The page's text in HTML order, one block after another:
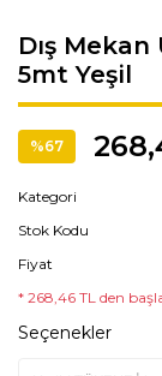
Dış
5mt Yeşil
%67
Kategori
Stok Kodu
Fiyat
* 268,46 TL den
Seçenekler